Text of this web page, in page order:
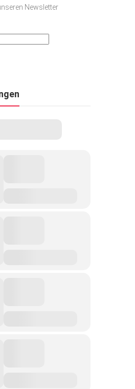
Newsletter